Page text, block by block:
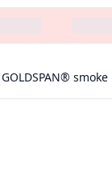
GOLDSPAN®